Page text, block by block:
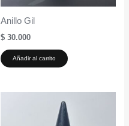
Anillo Gil
$ 30.000
Añadir al carrito